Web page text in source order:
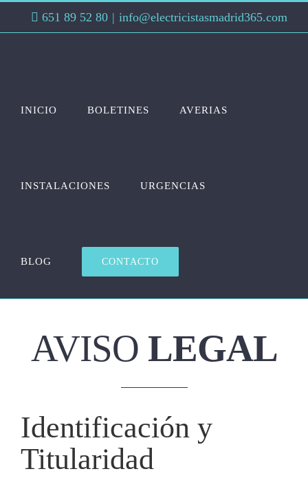
Saltar
al
651 89 52 80 | info@electricistasmadrid365.com
INICIO BOLETINES AVERIAS
INSTALACIONES URGENCIAS
BLOG CONTACTO
AVISO LEGAL
Identificación y
Titularidad